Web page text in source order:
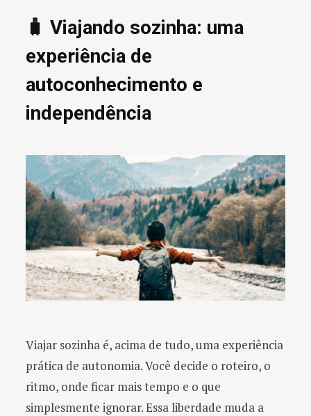
🧳 Viajando sozinha: uma
experiência de
autoconhecimento e
independência
Viajar sozinha é, acima de tudo, uma experiência
prática de autonomia. Você decide o roteiro, o
ritmo, onde ficar mais tempo e o que
simplesmente ignorar. Essa liberdade muda a